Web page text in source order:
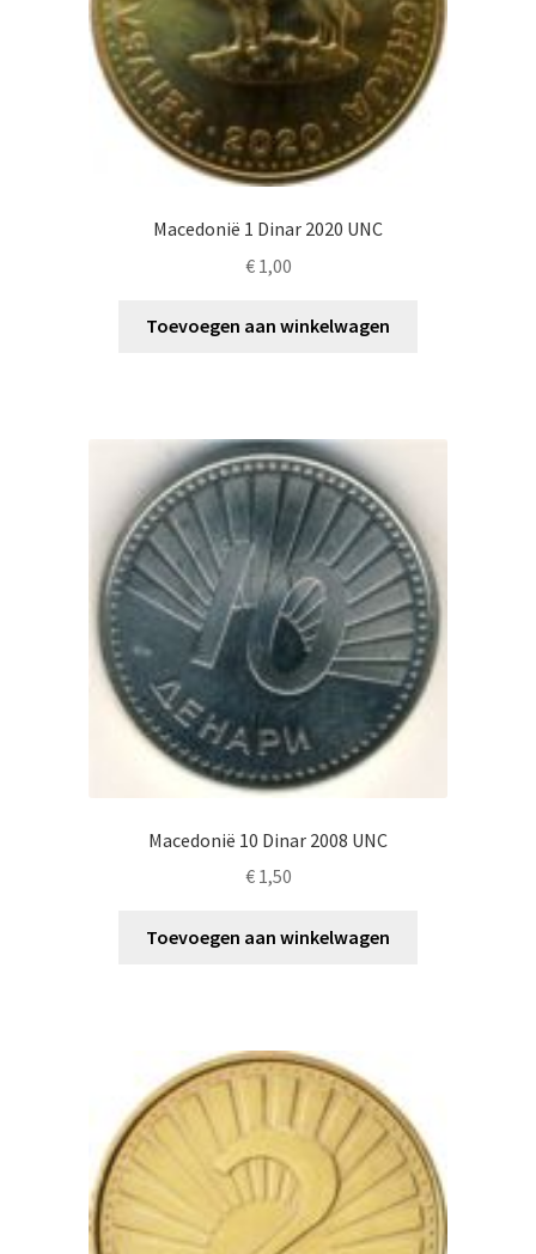
Macedonië 1 Dinar 2020 UNC
€1,00
Toevoegen aan winkelwagen
Macedonië 10 Dinar 2008 UNC
€1,50
Toevoegen aan winkelwagen